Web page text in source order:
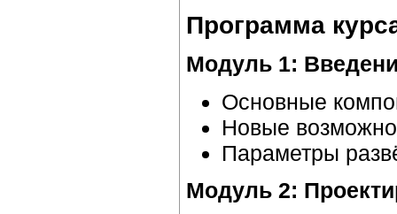
Программа
Модуль 1:
Основные
Новые
Параметры
Модуль 2: